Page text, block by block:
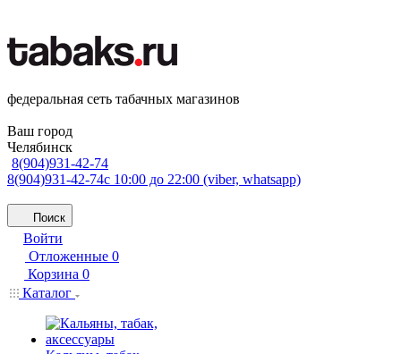
федеральная сеть табачных магазинов
Ваш город
Челябинск
8(904)931-42-74
8(904)931-42-74с 10:00 до 22:00 (viber, whatsapp)
Поиск
Войти
Отложенные 0
Корзина 0
Каталог